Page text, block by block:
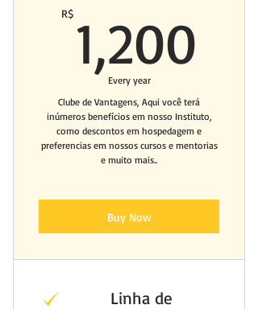
R$ 1,200
Every year
Clube de Vantagens, Aqui você terá
inúmeros benefícios em nosso Instituto,
como descontos em hospedagem e
preferencias em nossos cursos e mentorias
e muito mais..
Buy Now
Linha de